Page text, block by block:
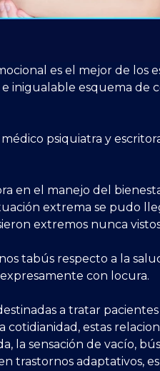
es el mejor de los
esquema de
psiquiatra y
en el manejo del
extrema se pudo
extremos nunca
tabús respecto a la
con locura.
a tratar
estas
la sensación de vacío,
trastornos adaptativos,